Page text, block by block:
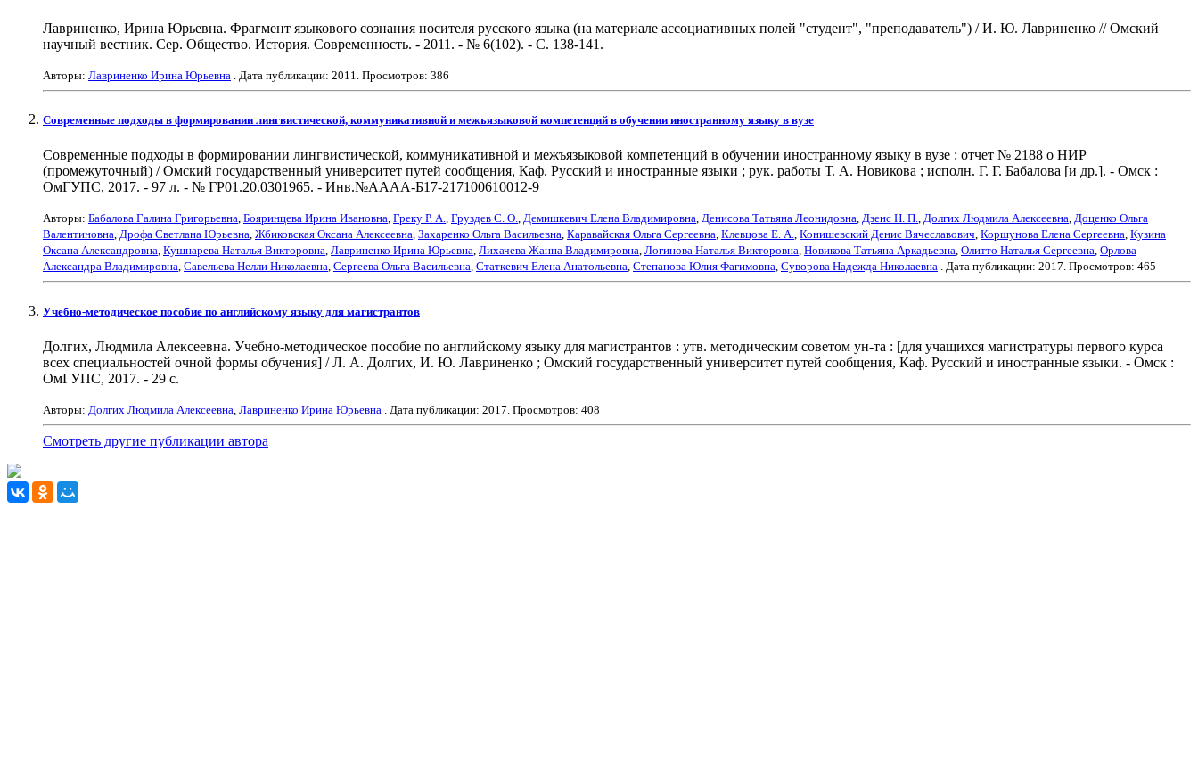
Лавриненко, Ирина Юрьевна. Фрагмент языкового сознания носителя русского языка (на материале ассоциативных полей "студент", "преподаватель") / И. Ю. Лавриненко // Омский
научный вестник. Сер. Общество. История. Современность. - 2011. - № 6(102). - С. 138-141.
Авторы: Лавриненко Ирина Юрьевна . Дата публикации: 2011. Просмотров: 386
Современные подходы в формировании лингвистической, коммуникативной и межъязыковой компетенций в обучении иностранному языку в вузе
Современные подходы в формировании лингвистической, коммуникативной и межъязыковой компетенций в обучении иностранному языку в вузе : отчет № 2188 о НИР
(промежуточный) / Омский государственный университет путей сообщения, Каф. Русский и иностранные языки ; рук. работы Т. А. Новикова ; исполн. Г. Г. Бабалова [и др.]. - Омск :
ОмГУПС, 2017. - 97 л. - № ГР01.20.0301965. - Инв.№АААА-Б17-217100610012-9
Авторы: Бабалова Галина Григорьевна, Бояринцева Ирина Ивановна, Греку Р. А., Груздев С. О., Демишкевич Елена Владимировна, Денисова Татьяна Леонидовна, Дзенс Н. П., Долгих Людмила Алексеевна, Доценко Ольга
Валентиновна, Дрофа Светлана Юрьевна, Жбиковская Оксана Алексеевна, Захаренко Ольга Васильевна, Каравайская Ольга Сергеевна, Клевцова Е. А., Конишевский Денис Вячеславович, Коршунова Елена Сергеевна, Кузина
Оксана Александровна, Кушнарева Наталья Викторовна, Лавриненко Ирина Юрьевна, Лихачева Жанна Владимировна, Логинова Наталья Викторовна, Новикова Татьяна Аркадьевна, Олитто Наталья Сергеевна, Орлова
Александра Владимировна, Савельева Нелли Николаевна, Сергеева Ольга Васильевна, Статкевич Елена Анатольевна, Степанова Юлия Фагимовна, Суворова Надежда Николаевна . Дата публикации: 2017. Просмотров: 465
Учебно-методическое пособие по английскому языку для магистрантов
Долгих, Людмила Алексеевна. Учебно-методическое пособие по английскому языку для магистрантов : утв. методическим советом ун-та : [для учащихся магистратуры первого курса
всех специальностей очной формы обучения] / Л. А. Долгих, И. Ю. Лавриненко ; Омский государственный университет путей сообщения, Каф. Русский и иностранные языки. - Омск :
ОмГУПС, 2017. - 29 с.
Авторы: Долгих Людмила Алексеевна Лавриненко Ирина Юрьевна . Дата публикации: 2017 . Просмотров: 408
Смотреть другие публикации автора